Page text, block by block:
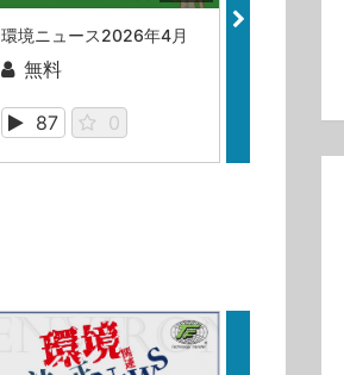
環境ニュース2026年4月
無料
87 0